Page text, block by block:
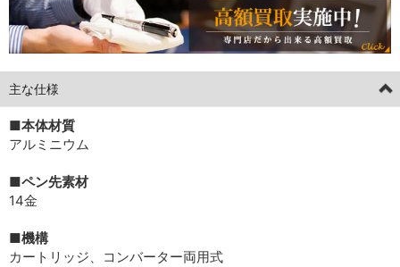
主な仕様
■本体材質
アルミニウム
■ペン先素材
14金
■機構
カートリッジ、コンバーター両用式